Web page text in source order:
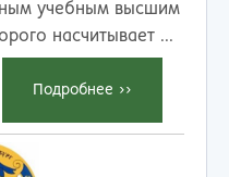
учебным высшим
насчитывает ...
Подробнеe >>